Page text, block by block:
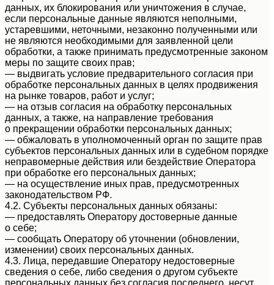
данных, их блокирования или уничтожения в случае,
если персональные данные являются неполными,
устаревшими, неточными, незаконно полученными или
не являются необходимыми для заявленной цели
обработки, а также принимать предусмотренные законом
меры по защите своих прав;
— выдвигать условие предварительного согласия при
обработке персональных данных в целях продвижения
на рынке товаров, работ и услуг;
— на отзыв согласия на обработку персональных
данных, а также, на направление требования
о прекращении обработки персональных данных;
— обжаловать в уполномоченный орган по защите прав
субъектов персональных данных или в судебном порядке
неправомерные действия или бездействие Оператора
при обработке его персональных данных;
— на осуществление иных прав, предусмотренных
законодательством РФ.
4.2. Субъекты персональных данных обязаны:
— предоставлять Оператору достоверные данные
о себе;
— сообщать Оператору об уточнении (обновлении,
изменении) своих персональных данных.
4.3. Лица, передавшие Оператору недостоверные
сведения о себе, либо сведения о другом субъекте